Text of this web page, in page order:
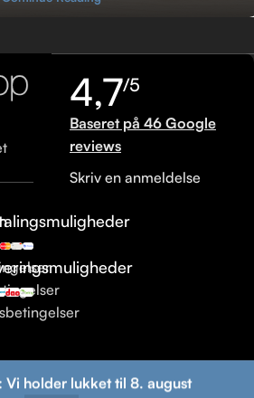
Vi holder lukket til 8. august
4,7/5
Baseret på 46 Google
reviews
Skriv en anmeldelse